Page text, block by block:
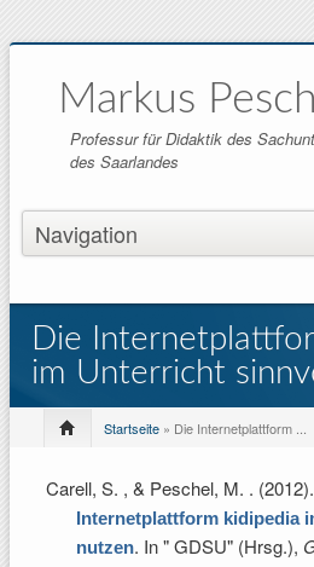
Markus
Professur für Didaktik des
des Saarlandes
Die
im Unterricht
Startseite » Die Internetplattform ...
Carell, S. , & Peschel, M. . (2012).
Internetplattform kidipedia
nutzen. In" GDSU" (Hrsg.),